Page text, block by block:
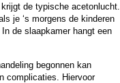
de typische acetonlucht.
je ‘s morgens de kinderen
de slaapkamer hangt een
begonnen kan
complicaties. Hiervoor